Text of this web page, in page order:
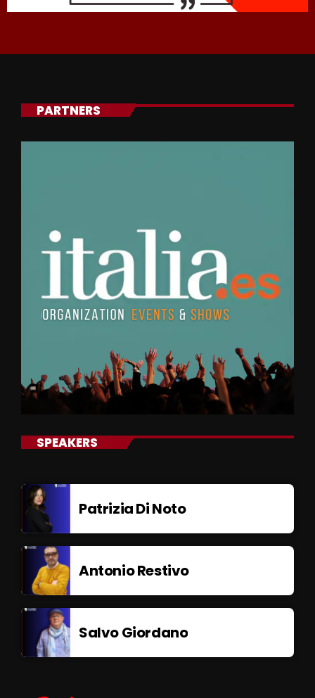
PARTNERS
SPEAKERS
Patrizia Di Noto
Antonio Restivo
Salvo Giordano